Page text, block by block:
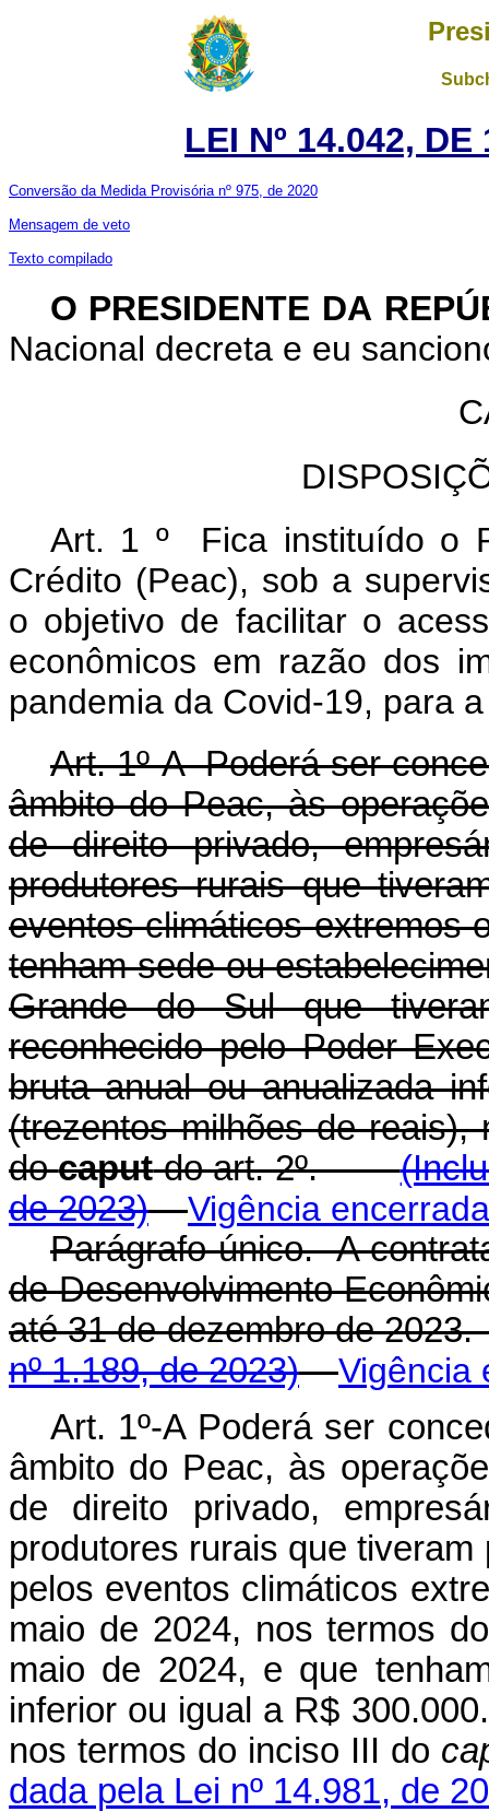
LEI Nº 14.042,
Conversão da Medida Provisória nº 975, de 2020
Mensagem de veto
Texto compilado
O PRESIDENTE DA
Nacional decreta e eu
Art. 1 º Fica instituído o
Crédito (Peac), sob a
o objetivo de facilitar o
econômicos em razão dos
pandemia da Covid-19, para
Art. 1º-A Poderá ser
âmbito do Peac, às
de direito privado,
produtores rurais que
eventos climáticos extremos
tenham sede ou
Grande do Sul que
reconhecido pelo Poder
bruta anual ou anualizada
(trezentos milhões de
docaputdo art. 2º.
de 2023)
Vigência encerrada
Parágrafo único. A
de Desenvolvimento
até 31 de dezembro de
nº 1.189, de 2023)
Vigência
Art. 1º-A Poderá ser
âmbito do Peac, às
de direito privado,
produtores rurais que
pelos eventos climáticos
maio de 2024, nos termos
maio de 2024, e que
inferior ou igual a R$
nos termos do inciso III do
dada pela Lei nº 14.981, de